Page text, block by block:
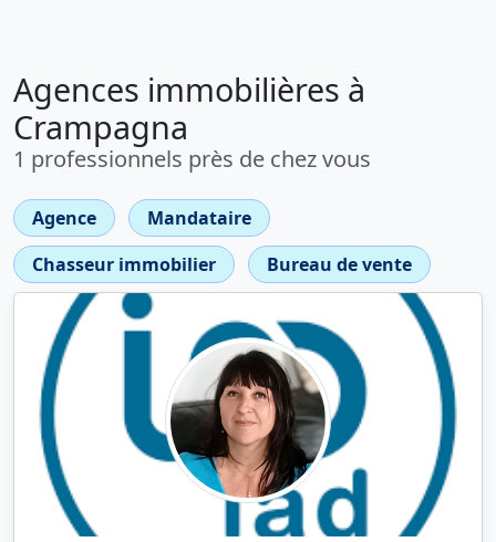
Agences immobilières à
Crampagna
1 professionnels près de chez vous
Agence
Mandataire
Chasseur immobilier
Bureau de vente